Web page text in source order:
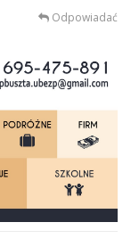
Odpowiadać